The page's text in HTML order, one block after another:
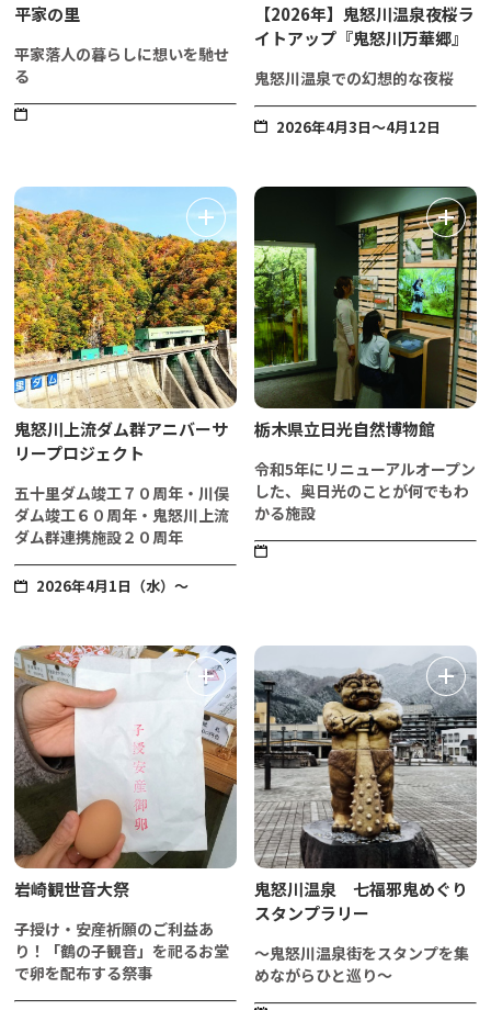
平家の里
平家落人の暮らしに想いを馳せ
る
【2026年】鬼怒川温泉夜桜ラ
イトアップ『鬼怒川万華郷』
鬼怒川温泉での幻想的な夜桜
2026年4月3日～4月12日
鬼怒川上流ダム群アニバーサ
リープロジェクト
五十里ダム竣工７０周年・川俣
ダム竣工６０周年・鬼怒川上流
ダム群連携施設２０周年
2026年4月1日（水）～
栃木県立日光自然博物館
令和5年にリニューアルオープン
した、奥日光のことが何でもわ
かる施設
岩崎観世音大祭
子授け・安産祈願のご利益あ
り！「鶴の子観音」を祀るお堂
で卵を配布する祭事
鬼怒川温泉 七福邪鬼めぐり
スタンプラリー
～鬼怒川温泉街をスタンプを集
めながらひと巡り～